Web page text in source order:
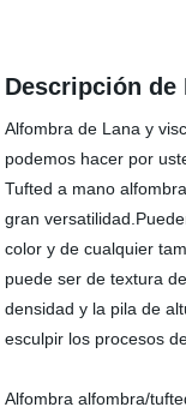
Descripción de
Alfombra de Lana y
podemos hacer por
Tufted a mano
gran
color y de cualquier
puede ser de textura
densidad y la pila de
esculpir los procesos
Alfombra alfombra/